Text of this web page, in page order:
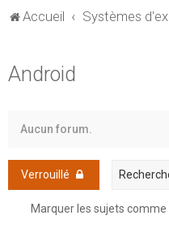
Accueil Systèmes
Android
Aucun forum.
Verrouillé
Marquer les sujets comme